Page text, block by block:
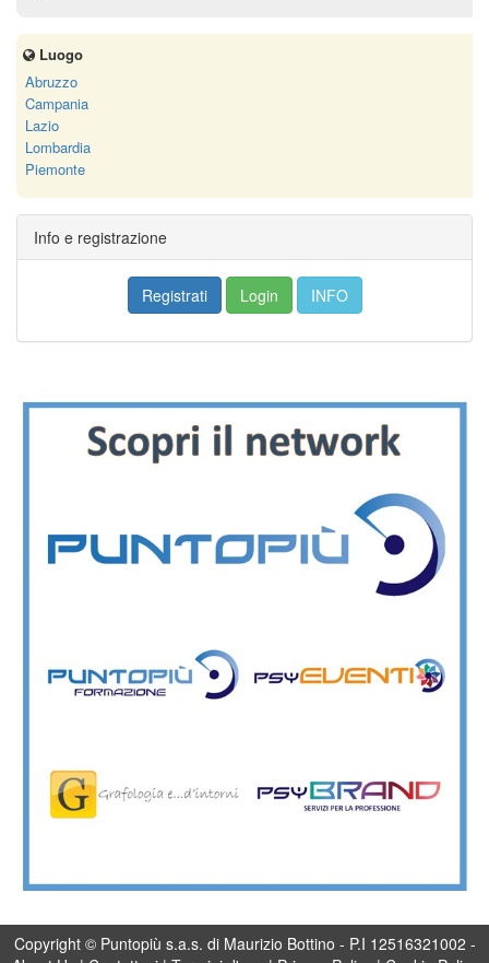
Luogo
Abruzzo
Campania
Lazio
Lombardia
Piemonte
Info e registrazione
Registrati Login INFO
Copyright © Puntopiù s.a.s. di Maurizio Bottino - P.I 12516321002 -